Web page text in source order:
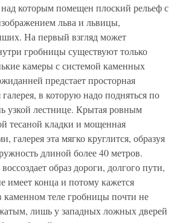
которым помещен плоский рельеф с
льва и львицы,
На первый взгляд может
гробницы существуют только
камеры с системой каменных
предстает просторная
в которую надо подняться по
узкой лестнице. Крытая ровным
тесаной кладки и мощенная
галерея эта мягко круглится, образуя
длиной более 40 метров.
образ дороги, долгого пути,
имеет конца и потому кажется
теле гробницы почти не
лишь у западных ложных дверей